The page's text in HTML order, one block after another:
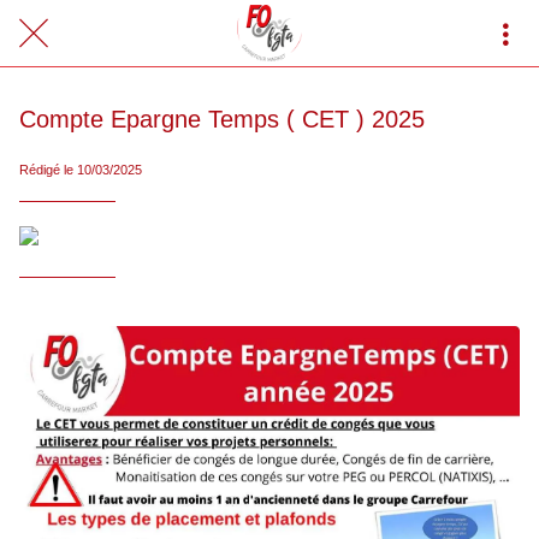
Compte Epargne Temps ( CET ) 2025
Rédigé le 10/03/2025